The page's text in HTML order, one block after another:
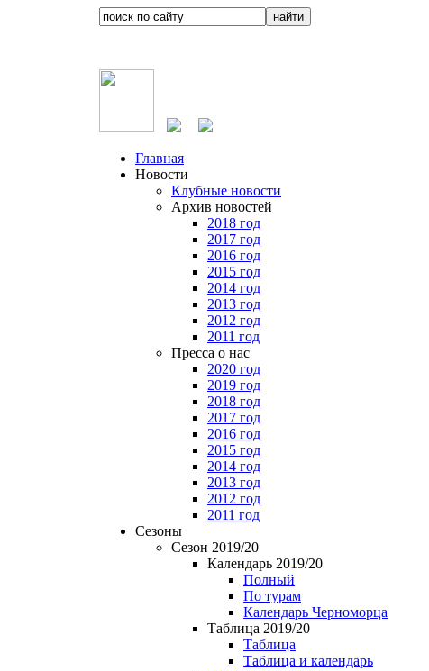
Главная
Новости
Клубные новости
Архив новостей
2018 год
2017 год
2016 год
2015 год
2014 год
2013 год
2012 год
2011 год
Пресса о нас
2020 год
2019 год
2018 год
2017 год
2016 год
2015 год
2014 год
2013 год
2012 год
2011 год
Сезоны
Сезон 2019/20
Календарь 2019/20
Полный
По турам
Календарь Черноморца
Таблица 2019/20
Таблица
Таблица и календарь